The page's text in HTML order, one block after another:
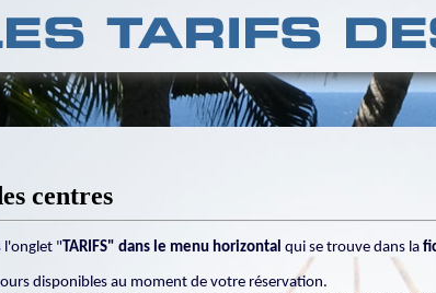
centres
l'onglet "TARIFS" dans le menu horizontal qui se trouve dans la
disponibles au moment de votre réservation.